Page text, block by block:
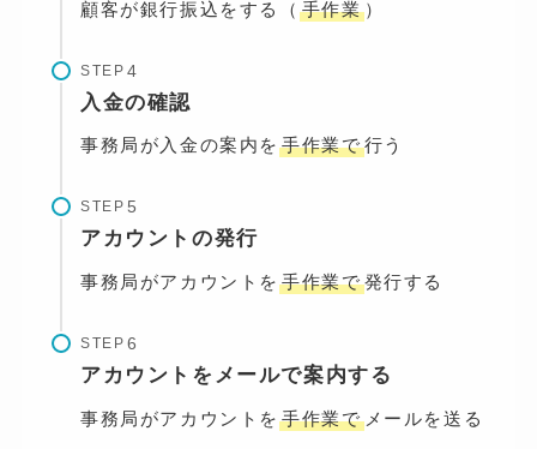
顧客が銀行振込をする（ 手作業）
STEP
入金の確認
事務局が入金の案内を手作業で行う
STEP
アカウントの発行
事務局がアカウントを手作業で発行する
STEP
アカウントをメールで案内する
事務局がアカウントを手作業でメールを送る